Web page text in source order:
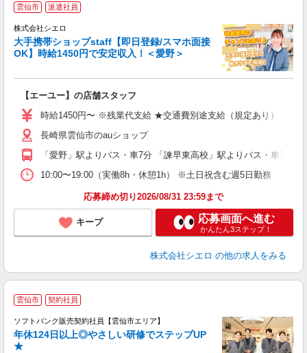
雲仙市 派遣社員
株式会社シエロ
大手携帯ショップstaff【即日登録/スマホ面接
OK】時給1450円で安定収入！＜愛野＞
【エーユー】の店舗スタッフ
時給1450円〜 ※残業代支給 ★交通費別途支給（規定あり） ゜+
長崎県雲仙市のauショップ
「愛野」駅よりバス・車7分 「諫早東高校」駅よりバス・車7分
10:00〜19:00（実働8h・休憩1h） ※土日祝含む週5日勤務
応募締め切り2026/08/31 23:59まで
キープ 応募画面へ進む
かんたん3ステップ！
株式会社シエロ の他の求人をみる
雲仙市 契約社員
ソフトバンク販売契約社員【雲仙市エリア】
年休124日以上◎やさしい研修でステップUP
★